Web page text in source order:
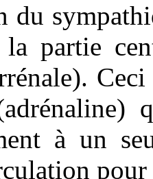
du
partie
à un